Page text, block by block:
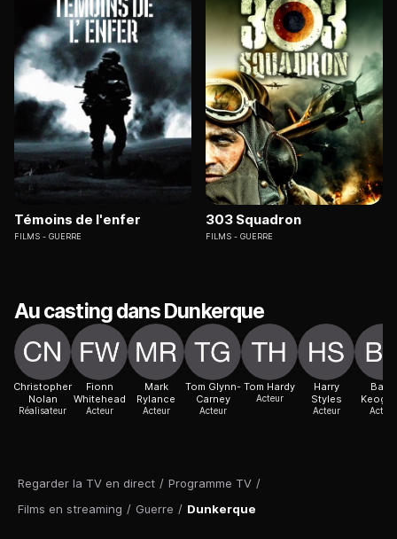
Regarder la TV en direct / Programme TV /
Films en streaming / Guerre / Dunkerque
Témoins de l'enfer
FILMS GUERRE
303 Squadron
FILMS GUERRE
Au casting dans Dunkerque
Christopher
Nolan
Réalisateur
Fionn
Whitehead
Acteur
Mark
Rylance
Acteur
Tom Glynn-
Carney
Acteur
Tom Hardy
Acteur
Harry
Styles
Acteur
Barry
Acteur